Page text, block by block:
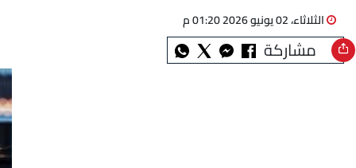
الثلاثاء، 02 يونيو 2026 01:20 م
مشاركة